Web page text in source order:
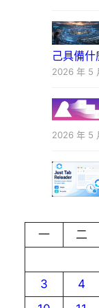
己具備什
2026 年 5
2026 年 5
一 二
3
4